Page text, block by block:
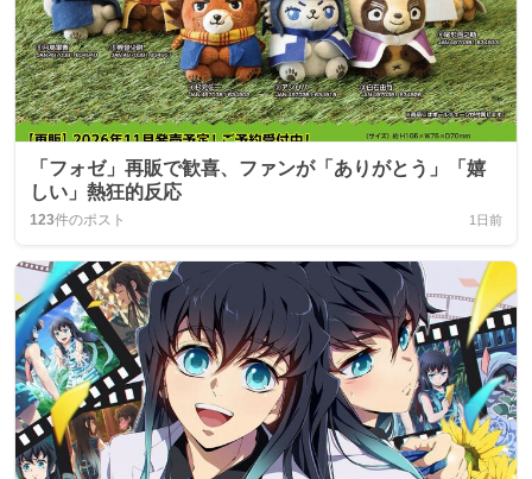
「フォゼ」再販で歓喜、ファンが「ありがとう」「嬉
しい」熱狂的反応
123件のポスト 1日前